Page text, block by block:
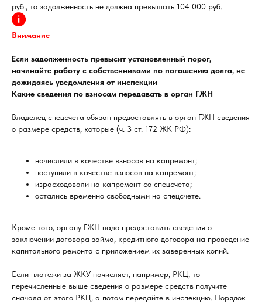
руб., то задолженность не должна превышать 104 000 руб.
Внимание
Если задолженность превысит установленный порог,
начинайте работу с собственниками по погашению долга, не
дожидаясь уведомления от инспекции
Какие сведения по взносам передавать в орган ГЖН
Владелец спецсчета обязан предоставлять в орган ГЖН сведения
о размере средств, которые (ч. 3 ст. 172 ЖК РФ):
начислили в качестве взносов на капремонт;
поступили в качестве взносов на капремонт;
израсходовали на капремонт со спецсчета;
остались временно свободными на спецсчете.
Кроме того, органу ГЖН надо предоставить сведения о
заключении договора займа, кредитного договора на проведение
капитального ремонта с приложением их заверенных копий.
Если платежи за ЖКУ начисляет, например, РКЦ, то
перечисленные выше сведения о размере средств получите
сначала от этого РКЦ, а потом передайте в инспекцию. Порядок